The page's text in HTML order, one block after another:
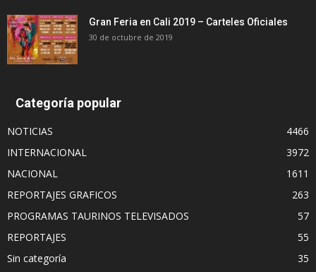
Gran Feria en Cali 2019 – Carteles Oficiales
30 de octubre de 2019
Categoría popular
NOTICIAS
4466
INTERNACIONAL
3972
NACIONAL
1611
REPORTAJES GRAFICOS
263
PROGRAMAS TAURINOS TELEVISADOS
57
REPORTAJES
55
Sin categoría
35